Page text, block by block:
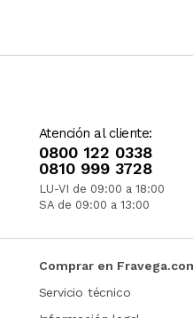
Atención al cliente:
0800 122 0338
0810 999 3728
LU-VI de 09:00 a 18:00
SA de 09:00 a 13:00
Comprar en
Servicio técnico